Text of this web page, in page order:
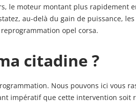
le moteur montant plus rapidement
au-delà du gain de puissance,
opel corsa.
citadine ?
Nous pouvons ici vous
impératif que cette intervention soit